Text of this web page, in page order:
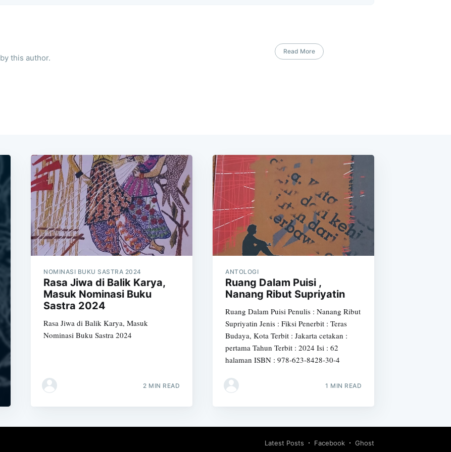
by this author.
Read More
NOMINASI BUKU SASTRA 2024
Rasa Jiwa di Balik Karya,
Masuk Nominasi Buku
Sastra 2024
Rasa Jiwa di Balik Karya, Masuk
Nominasi Buku Sastra 2024
2 MIN READ
ANTOLOGI
Ruang Dalam Puisi ,
Nanang Ribut Supriyatin
Ruang Dalam Puisi Penulis : Nanang Ribut
Supriyatin Jenis : Fiksi Penerbit : Teras
Budaya, Kota Terbit : Jakarta cetakan :
pertama Tahun Terbit : 2024 Isi : 62
halaman ISBN : 978-623-8428-30-4
1 MIN READ
Latest Posts Facebook Ghost